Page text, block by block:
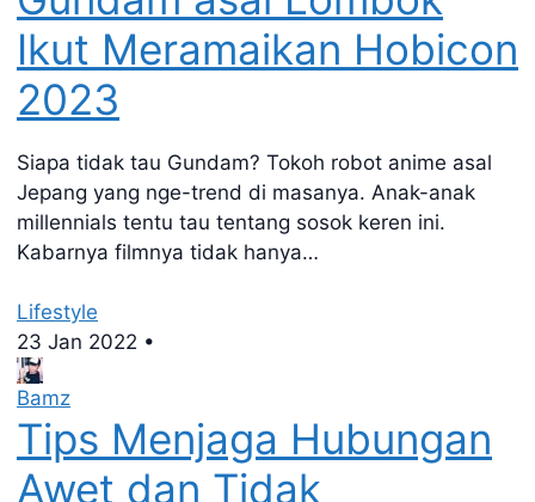
Ikut Meramaikan Hobicon
2023
Siapa tidak tau Gundam? Tokoh robot anime asal
Jepang yang nge-trend di masanya. Anak-anak
millennials tentu tau tentang sosok keren ini.
Kabarnya filmnya tidak hanya…
Lifestyle
23 Jan 2022 •
Bamz
Tips Menjaga Hubungan
Awet dan Tidak